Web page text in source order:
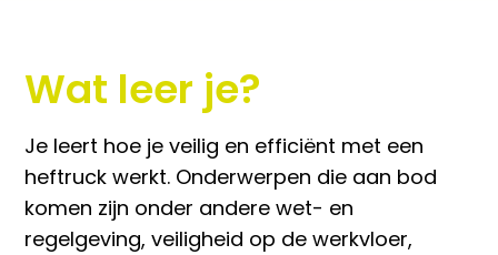
Wat leer je?
Je leert hoe je veilig en efficiënt met een
heftruck werkt. Onderwerpen die aan bod
komen zijn onder andere wet- en
regelgeving, veiligheid op de werkvloer,